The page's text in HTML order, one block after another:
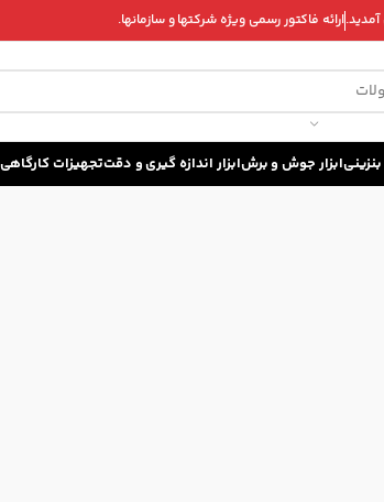
ارائه فاکتور رسمی ویژه شرکتها و سازمانها.
ابزار جوش و برشابزار اندازه گيری و دقتتجهیزات کارگاهی